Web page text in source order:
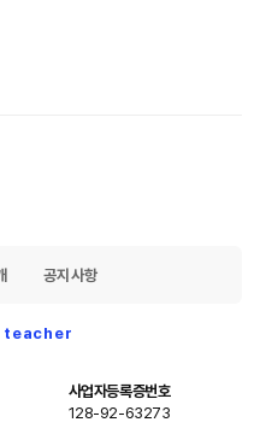
공지사항
teacher
사업자등록증번호
128-92-63273